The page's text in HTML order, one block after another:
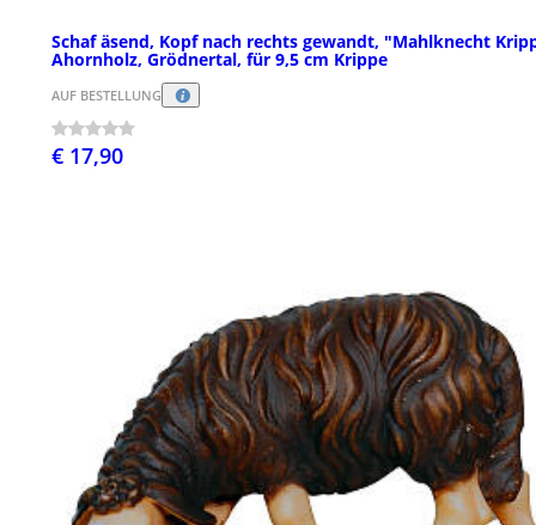
Schaf äsend, Kopf nach rechts gewandt, "Mahlknecht
Ahornholz, Grödnertal, für 9,5 cm Krippe
AUF BESTELLUNG
€ 17,90